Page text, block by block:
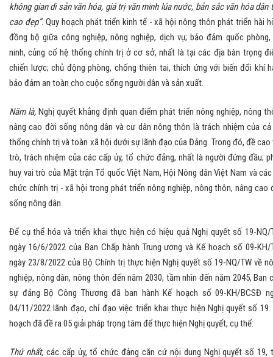
không gian di sản văn hóa, giá trị văn minh lúa nước, bản sắc văn hóa dân
cao đẹp”. Quy hoạch phát triển kinh tế - xã hội nông thôn phát triển hài
đồng bộ giữa công nghiệp, nông nghiệp, dịch vụ; bảo đảm quốc phòng,
ninh, củng cố hệ thống chính trị ở cơ sở, nhất là tại các địa bàn trọng
chiến lược; chủ động phòng, chống thiên tai, thích ứng với biến đổi khí
bảo đảm an toàn cho cuộc sống người dân và sản xuất.
Năm là, Nghị quyết khẳng định quan điểm phát triển nông nghiệp, nông
nâng cao đời sống nông dân và cư dân nông thôn là trách nhiệm của cả
thống chính trị và toàn xã hội dưới sự lãnh đạo của Đảng. Trong đó, đề cao
trò, trách nhiệm của các cấp ủy, tổ chức đảng, nhất là người đứng đầu;
huy vai trò của Mặt trận Tổ quốc Việt Nam, Hội Nông dân Việt Nam và
chức chính trị - xã hội trong phát triển nông nghiệp, nông thôn, nâng cao
sống nông dân.
Để cụ thể hóa và triển khai thực hiện có hiệu quả Nghị quyết số 19-NQ/
ngày 16/6/2022 của Ban Chấp hành Trung ương và Kế hoạch số 09-KH/
ngày 23/8/2022 của Bộ Chính trị thực hiện Nghị quyết số 19-NQ/TW về
nghiệp, nông dân, nông thôn đến năm 2030, tầm nhìn đến năm 2045, Ban
sự đảng Bộ Công Thương đã ban hành Kế hoạch số 09-KH/BCSĐ
04/11/2022 lãnh đạo, chỉ đạo việc triển khai thực hiện Nghị quyết số 19.
hoạch đã đề ra 05 giải pháp trọng tâm để thực hiện Nghị quyết, cụ thể:
Thứ nhất,các cấp ủy, tổ chức đảng căn cứ nội dung Nghị quyết số 19,